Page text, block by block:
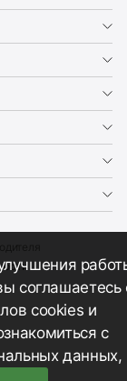
соглашаетесь
cookies и
с
данных,